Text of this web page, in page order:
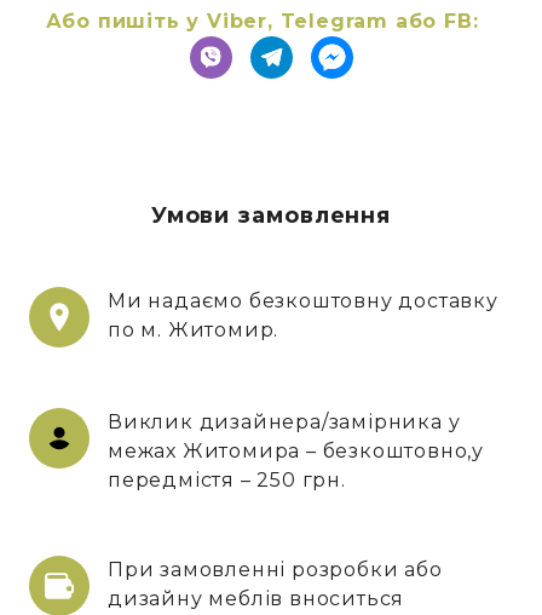
Або пишіть у Viber, Telegram або FB:
Умови замовлення
Ми надаємо безкоштовну доставку
по м. Житомир.
Виклик дизайнера/замірника у
межах Житомира – безкоштовно,у
передмістя – 250 грн.
При замовленні розробки або
дизайну меблів вноситься